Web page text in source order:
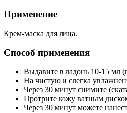
Применение
Крем-маска для лица.
Способ применения
Выдавите в ладонь 10-15 мл
На чистую и слегка
Через 30 минут снимите
Протрите кожу ватным
Через 30 минут можете